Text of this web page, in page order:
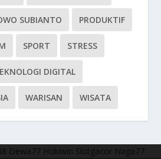
SUBIANTO PRODUKTIF
SPORT STRESS
DIGITAL
WARISAN WISATA
Dewa77 Hokiwin Slotgacor Naga77